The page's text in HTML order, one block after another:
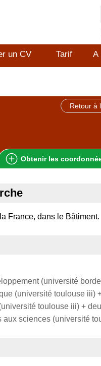
un CV Tarif A
Retour à
Obtenir les
France, dans le Bâtiment.
(université
(université toulouse iii)
toulouse iii) +
sciences (université